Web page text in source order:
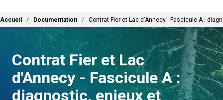
Fil d'Ariane
Accueil Documentation Contrat Fier et Lac d'Annecy - Fascicule A :
Contrat Fier et Lac
d'Annecy - Fascicule A :
diagnostic, enjeux et